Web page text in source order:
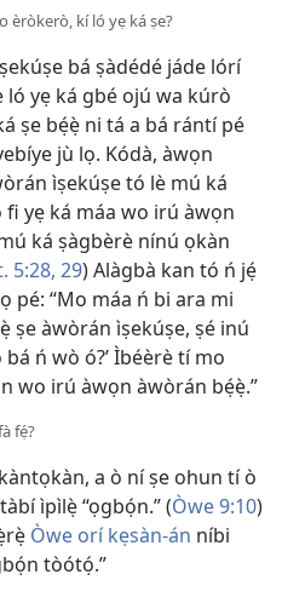
èròkerò, kí ló yẹ ká ṣe?
bá ṣàdédé jáde lórí
yẹ ká gbé ojú wa kúrò
ṣe bẹ́ẹ̀ ni tá a bá rántí pé
jù lọ. Kódà, àwọn
ìṣekúṣe tó lè mú ká
yẹ ká máa wo irú àwọn
ká ṣàgbèrè nínú ọkàn
5:28, 29) Alàgbà kan tó ń jẹ́
pé: “Mo máa ń bi ara mi
ṣe àwòrán ìṣekúṣe, ṣé inú
ń wò ó?’ Ìbéèrè tí mo
wo irú àwọn àwòrán bẹ́ẹ̀.”
fẹ́?
a ò ní ṣe ohun tí ò
ìpìlẹ̀ “ọgbọ́n.” (Òwe 9:10)
Òwe orí kẹsàn-án níbi
tòótọ́.”